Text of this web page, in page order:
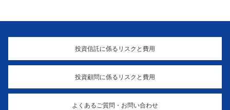
投資信託に係るリスクと費用
投資顧問に係るリスクと費用
よくあるご質問・お問い合わせ